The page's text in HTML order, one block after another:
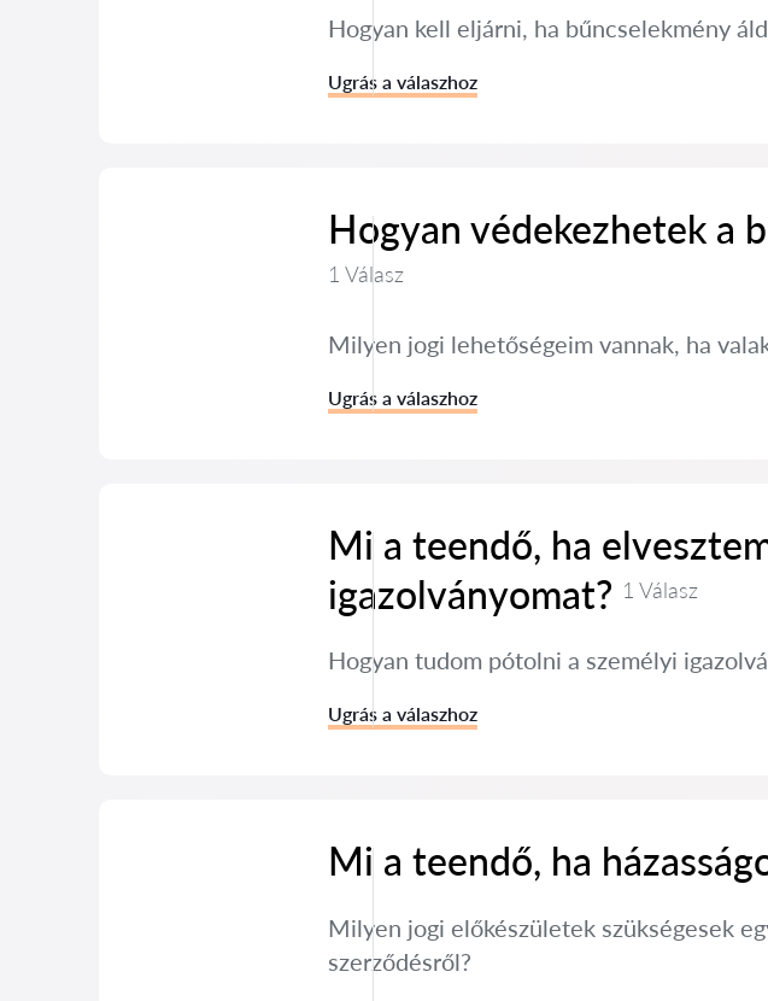
Hogyan kell eljárni, ha bűncselekmény
Ugrás a válaszhoz
Hogyan védekezhetek a
1 Válasz
Milyen jogi lehetőségeim vannak, ha
Ugrás a válaszhoz
Mi a teendő, ha
igazolványomat? 1 Válasz
Hogyan tudom pótolni a személyi
Ugrás a válaszhoz
Mi a teendő, ha
Milyen jogi előkészületek szükségesek
szerződésről?